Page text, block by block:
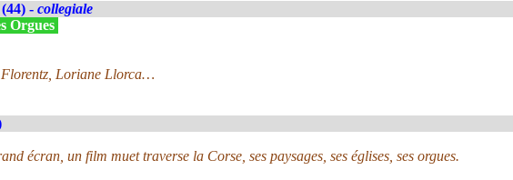
- collegiale
Orgues
Loriane Llorca…
écran, un film muet traverse la Corse, ses paysages, ses églises, ses orgues.